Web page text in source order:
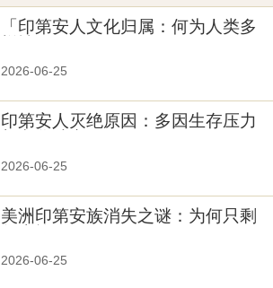
「印第安人文化归属：何为人类多
2026-06-25
印第安人灭绝原因：多因生存压力
2026-06-25
美洲印第安族消失之谜：为何只剩
2026-06-25